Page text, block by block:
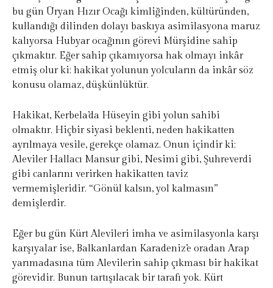
bu gün Üryan Hızır Ocağı kimliğinden, kültüründen,
kullandığı dilinden dolayı baskıya asimilasyona maruz
kalıyorsa Hubyar ocağının görevi Mürşidine sahip
çıkmaktır. Eğer sahip çıkamıyorsa hak olmayı inkâr
etmiş olur ki; hakikat yolunun yolcuların da inkâr söz
konusu olamaz, düşkünlüktür.
Hakikat, Kerbela’da Hüseyin gibi yolun sahibi
olmaktır. Hiçbir siyasi beklenti, neden hakikatten
ayrılmaya vesile, gerekçe olamaz. Onun içindir ki;
Aleviler Hallacı Mansur gibi, Nesimi gibi, Şuhreverdi
gibi canlarını verirken hakikatten taviz
vermemişleridir. “Gönül kalsın, yol kalmasın”
demişlerdir.
Eğer bu gün Kürt Alevileri imha ve asimilasyonla karşı
karşıyalar ise, Balkanlardan Karadeniz’e oradan Arap
yarımadasına tüm Alevilerin sahip çıkması bir hakikat
görevidir. Bunun tartışılacak bir tarafı yok. Kürt